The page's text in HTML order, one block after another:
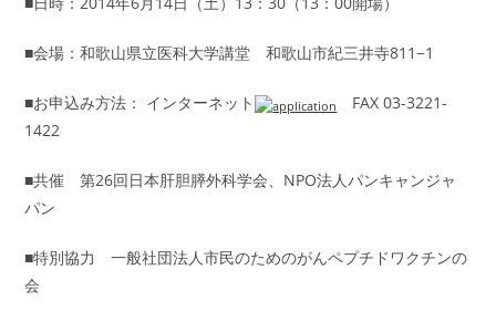
■会場：和歌山県立医科大学講堂 和歌山市紀三井寺811−1
■お申込み方法： インターネット
FAX 03-3221-
1422
■共催 第26回日本肝胆膵外科学会、NPO法人パンキャンジャ
パン
■特別協力 一般社団法人市民のためのがんペプチドワクチンの
会